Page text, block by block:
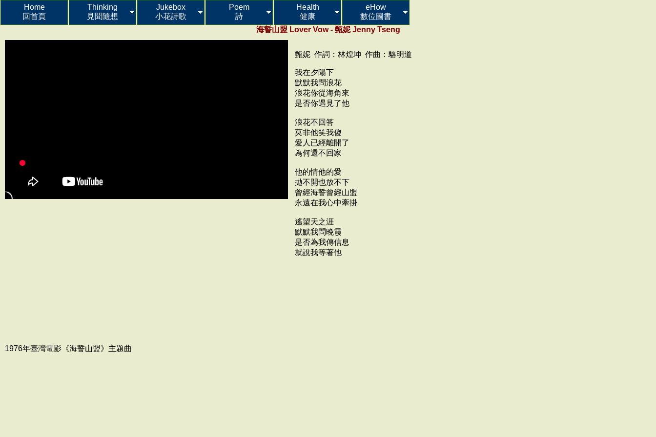
Home
回首頁
Thinking
見聞隨想
Jukebox
小花詩歌
Poem
詩
Health
健康
eHow
數位圖書
海誓山盟 Lover Vow - 甄妮 Jenny Tseng
1976年臺灣電影《海誓山盟》主題曲
甄妮 作詞：林煌坤 作曲：駱明道
我在夕陽下
默默我問浪花
浪花你從海角來
是否你遇見了他
浪花不回答
莫非他笑我傻
愛人已經離開了
為何還不回家
他的情他的愛
拋不開也放不下
曾經海誓曾經山盟
永遠在我心中牽掛
遙望天之涯
默默我問晚霞
是否為我傳信息
就說我等著他